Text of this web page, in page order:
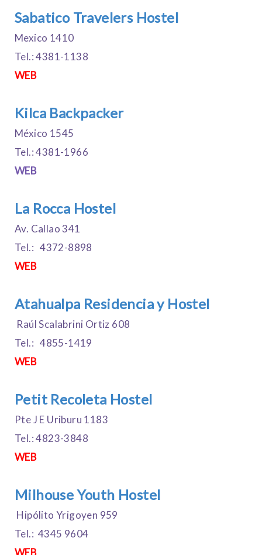
Sabatico Travelers Hostel
Mexico 1410
Tel.: 4381-1138
WEB
Kilca Backpacker
México 1545
Tel.: 4381-1966
WEB
La Rocca Hostel
Av. Callao 341
Tel.: 4372-8898
WEB
Atahualpa Residencia y Hostel
Raúl Scalabrini Ortiz 608
Tel.: 4855-1419
WEB
Petit Recoleta Hostel
Pte J E Uriburu 1183
Tel.: 4823-3848
WEB
Milhouse Youth Hostel
Hipólito Yrigoyen 959
Tel.: 4345 9604
WEB